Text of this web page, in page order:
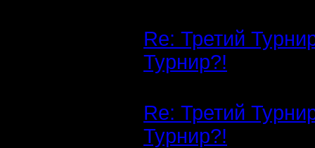
Re: Третий
Турнир?!
Re: Третий
Турнир?!